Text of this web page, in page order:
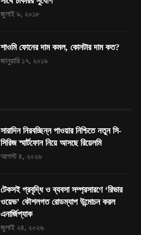
জুলাই ৯, ২০১৮
শাওমি ফোনের দাম কমল, কোনটার দাম কত?
জানুয়ারি ১৭, ২০১৯
সারাদিন নিরবচ্ছিন্ন পাওয়ার নিশ্চিতে নতুন সি-
সিরিজ স্মার্টফোন নিয়ে আসছে রিয়েলমি
আগস্ট ৪, ২০২৬
টেকসই প্রবৃদ্ধি ও ব্যবসা সম্প্রসারণে ‘রিভার
ওয়েভ’ কৌশলগত রোডম্যাপ উন্মোচন করল
এনার্জিপ্যাক
জুলাই ২৪, ২০২৬